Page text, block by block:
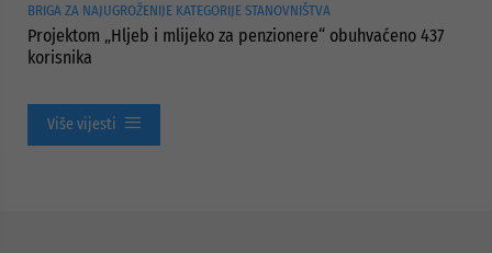
BRIGA ZA NAJUGROŽENIJE KATEGORIJE STANOVNIŠTVA
Projektom „Hljeb i mlijeko za penzionere“ obuhvaćeno 437
korisnika
Više vijesti